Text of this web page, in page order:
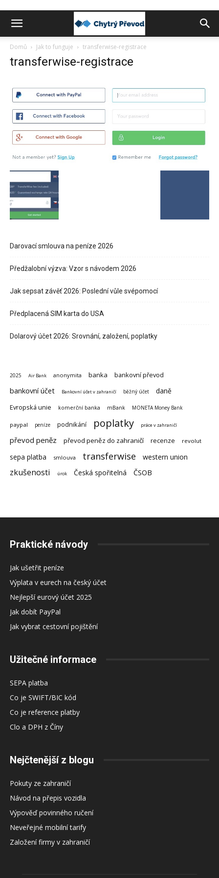
Chytrý
převod
peněz
zahraničí
Domů Jak to funguje transferwise-registrace
transferwise-registrace
Darovací smlouva na peníze 2026
Předžalobní výzva: Vzor s návodem 2026
Jak sepsat závěť 2026: Poslední vůle svépomocí
Předplacená SIM karta do USA
Dolarový účet 2026: Srovnání, založení, poplatky
2025 Air Bank anonymita banka bankovní převod
bankovní účet Bankovní účet v zahraničí běžný účet daně
Evropská unie komerční banka mBank MONETA Money Bank
paypal peníze podnikání poplatky práce v zahraničí
převod peněz převod peněz do zahraničí recenze revolut
sepa platba smlouva transferwise western union
zkušenosti úrok Česká spořitelná ČSOB
Praktické návody
Jak ušetřit peníze
Výplata v eurech na český účet
Nejlepší eurový účet 2025
Jak dobít PayPal
Jak vybrat cestovní pojištění
Užitečné informace
SEPA platba
Co je SWIFT/BIC kód
Co je reference platby
Clo a DPH z Číny
Nejčtenější z blogu
Pokuty ze zahraničí
Návod na přepis vozidla
Výpověď povinného ručení
Neveřejné mobilní tarify
Založení firmy v zahraničí